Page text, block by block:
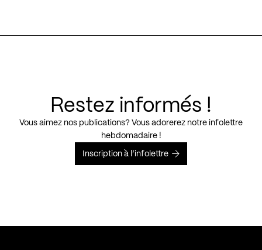
Restez informés !
Vous aimez nos publications? Vous adorerez notre infolettre
hebdomadaire !
Inscription à l’infolettre